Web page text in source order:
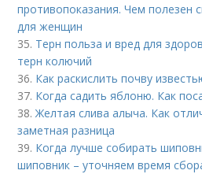
противопоказания. Чем полезен
для женщин
35. Терн польза и вред для
терн колючий
36. Как раскислить почву
37. Когда садить яблоню. Как
38.Желтая слива алыча. Как
заметная разница
39. Когда лучше собирать
шиповник – уточняем время